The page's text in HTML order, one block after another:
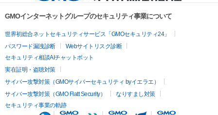
GMOインターネットグループのセキュリティ事業について
世界初総合ネットセキュリティサービス「GMOセキュリティ24」
パスワード漏洩診断
Webサイトリスク診断
セキュリティ相談AIチャットボット
実在証明・盗聴対策
サイバー攻撃対策（GMOサイバーセキュリティ byイエラエ）
サイバー攻撃対策（GMO Flatt Security）
なりすまし対策
セキュリティ事業の軌跡